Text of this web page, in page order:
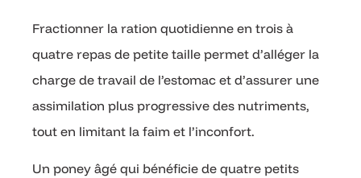
Fractionner la ration quotidienne en trois à
quatre repas de petite taille permet d’alléger la
charge de travail de l’estomac et d’assurer une
assimilation plus progressive des nutriments,
tout en limitant la faim et l’inconfort.
Un poney âgé qui bénéficie de quatre petits